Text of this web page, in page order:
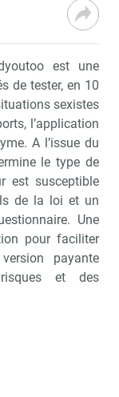
est une
de tester, en 10
sexistes
l’application
A l’issue du
le type de
est susceptible
de la loi et un
Une
pour faciliter
payante
et des